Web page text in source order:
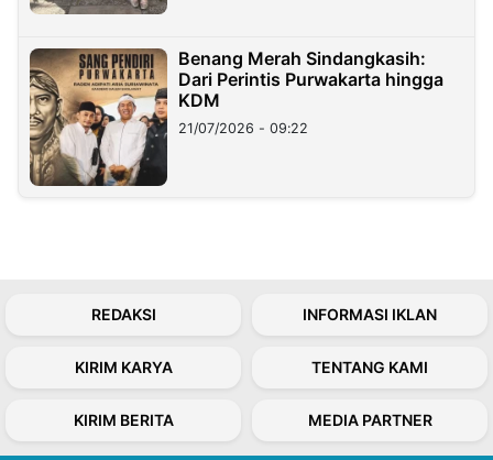
Benang Merah Sindangkasih:
Dari Perintis Purwakarta hingga
KDM
21/07/2026 - 09:22
REDAKSI INFORMASI IKLAN
KIRIM KARYA TENTANG KAMI
KIRIM BERITA MEDIA PARTNER